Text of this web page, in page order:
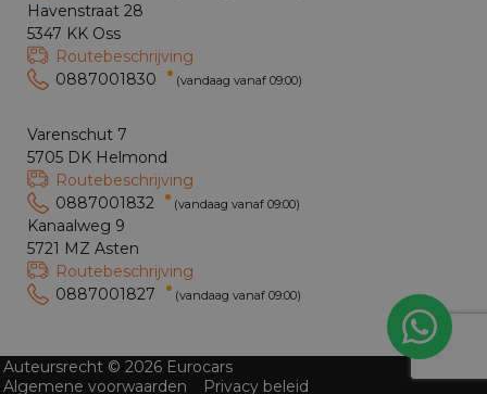
Havenstraat 28
5347 KK Oss
Routebeschrijving
0887001830
(vandaag vanaf 09:00)
Varenschut 7
5705 DK Helmond
Routebeschrijving
0887001832
(vandaag vanaf 09:00)
Kanaalweg 9
5721 MZ Asten
Routebeschrijving
0887001827
(vandaag vanaf 09:00)
Auteursrecht © 2026 Eurocars
Algemene voorwaarden
Privacy beleid